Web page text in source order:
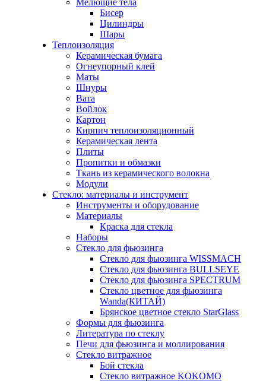
Мелющие тела
Бисер
Цилиндры
Шары
Теплоизоляция
Керамическая бумага
Огнеупорный клей
Маты
Шнуры
Вата
Войлок
Картон
Кирпич теплоизоляционный
Керамическая лента
Плиты
Пропитки и обмазки
Ткань из керамического волокна
Модули
Стекло: материалы и инструмент
Инструменты и оборудование
Материалы
Краска для стекла
Наборы
Стекло для фьюзинга
Стекло для фьюзинга WISSMACH
Стекло для фьюзинга BULLSEYE
Стекло для фьюзинга SPECTRUM
Стекло цветное для фьюзинга
Wanda(КИТАЙ)
Брянское цветное стекло StarGlass
Формы для фьюзинга
Литература по стеклу
Печи для фьюзинга и моллирования
Стекло витражное
Бой стекла
Стекло витражное KOKOMO